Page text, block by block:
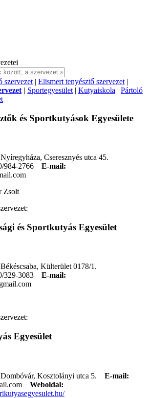
szervezet | Elismert tenyésztő szervezet |
| Sportegyesület | Kutyaiskola | Pártoló
és Sportkutyások Egyesülete
Cseresznyés utca 45.
984-2766
E-mail:
Zsolt
és Sportkutyás Egyesület
Külterület 0178/1.
329-3083
E-mail:
Egyesület
Kosztolányi utca 5. E-mail:
Weboldal: